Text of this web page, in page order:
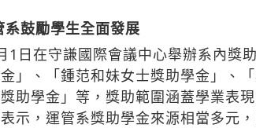
鼓勵學生全面發展
日在守謙國際會議中心舉辦系內獎
」、「鍾范和妹女士獎助學金」、
助學金」等，獎助範圍涵蓋學業表
示，運管系獎助學金來源相當多元